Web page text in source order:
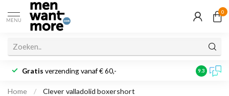
MENU
0
Gratis verzending vanaf € 60,- 9.3
Home / Clever valladolid boxershort